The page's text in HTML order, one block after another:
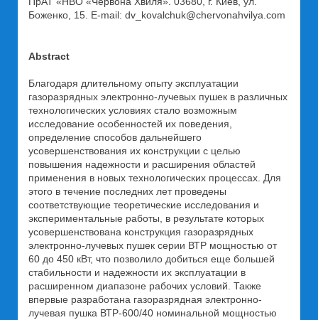
Боженко, 15. E-mail: dv_kovalchuk@chervonahvilya.com
Abstract
Благодаря длительному опыту эксплуатации
газоразрядных электронно-лучевых пушек в различных
технологических условиях стало возможным
исследование особенностей их поведения,
определение способов дальнейшего
усовершенствования их конструкции с целью
повышения надежности и расширения областей
применения в новых технологических процессах. Для
этого в течение последних лет проведены
соответствующие теоретические исследования и
экспериментальные работы, в результате которых
усовершенствована конструкция газоразрядных
электронно-лучевых пушек серии ВТР мощностью от
60 до 450 кВт, что позволило добиться еще большей
стабильности и надежности их эксплуатации в
расширенном диапазоне рабочих условий. Также
впервые разработана газоразрядная электронно-
лучевая пушка ВТР-600/40 номинальной мощностью